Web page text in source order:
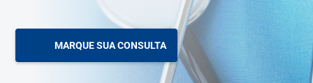
MARQUE SUA CONSULTA